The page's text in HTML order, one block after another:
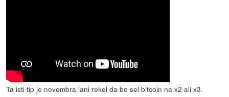
Ta isti tip je novembra lani rekel da bo sel bitcoin na x2 ali x3.